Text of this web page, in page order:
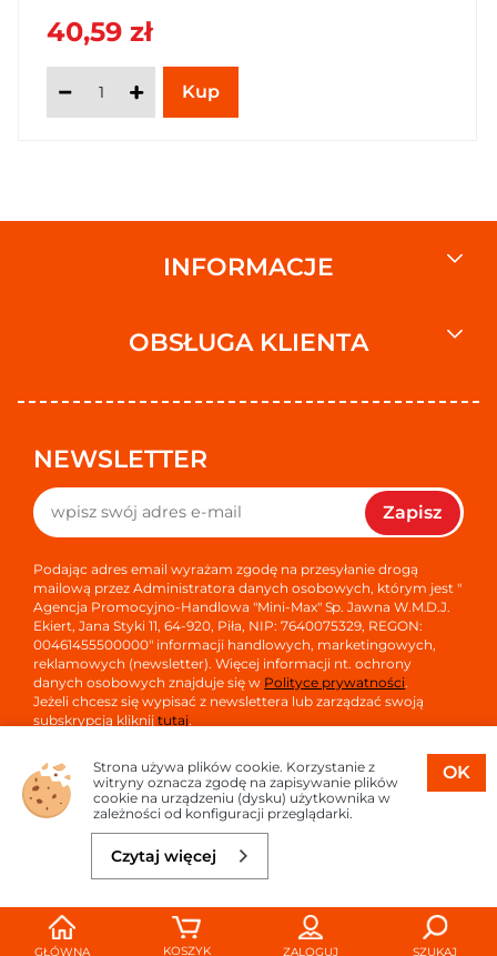
GŁÓWNA KOSZYK ZALOGUJ SZUKAJ
33,14 zł
40,59 zł
INFORMACJE
OBSŁUGA KLIENTA
NEWSLETTER
Zapisz
Podając adres email wyrażam zgodę na przesyłanie drogą
mailową przez Administratora danych osobowych, którym jest "
Agencja Promocyjno-Handlowa "Mini-Max" Sp. Jawna W.M.D.J.
Ekiert, Jana Styki 11, 64-920, Piła, NIP: 7640075329, REGON:
00461455500000" informacji handlowych, marketingowych,
reklamowych (newsletter). Więcej informacji nt. ochrony
danych osobowych znajduje się w Polityce prywatności.
Jeżeli chcesz się wypisać z newslettera lub zarządzać swoją
subskrypcją kliknijtutaj.
Copyright © 2026
Oprogramowanie sklepu:
Projekt i strony:
OK
Strona używa plików cookie. Korzystanie z
witryny oznacza zgodę na zapisywanie plików
cookie na urządzeniu (dysku) użytkownika w
zależności od konfiguracji przeglądarki.
Czytaj więcej